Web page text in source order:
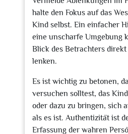
halte den Fokus auf das
Kind selbst. Ein einfacher
eine unscharfe Umgebung
Blick des Betrachters
lenken.
Es ist wichtig zu betonen,
versuchen solltest, das
oder dazu zu bringen, sich
als es ist. Authentizität ist
Erfassung der wahren